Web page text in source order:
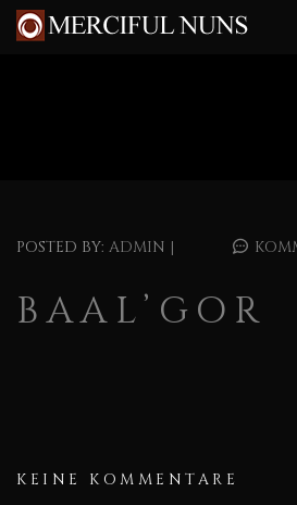
POSTED BY: ADMIN |
BAAL’GOR
KEINE KOMMENTARE